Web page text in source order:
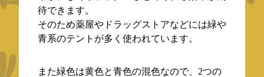
待できます。
そのため薬屋やドラッグストアなどには緑や
青系のテントが多く使われています。
また緑色は黄色と青色の混色なので、2つの